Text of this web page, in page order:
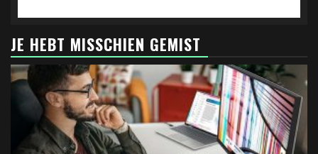
JE HEBT MISSCHIEN GEMIST